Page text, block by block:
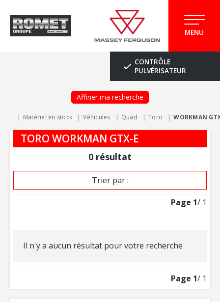
MENU
CONTRÔLE
PULVÉRISATEUR
Affiner ma recherche
Matériel en stock Véhicules Quad Toro WORKMAN
TORO WORKMAN GTX-E
0 résultat
Trier par :
Page 1/ 1
Il n'y a aucun résultat pour votre recherche
Page 1/ 1